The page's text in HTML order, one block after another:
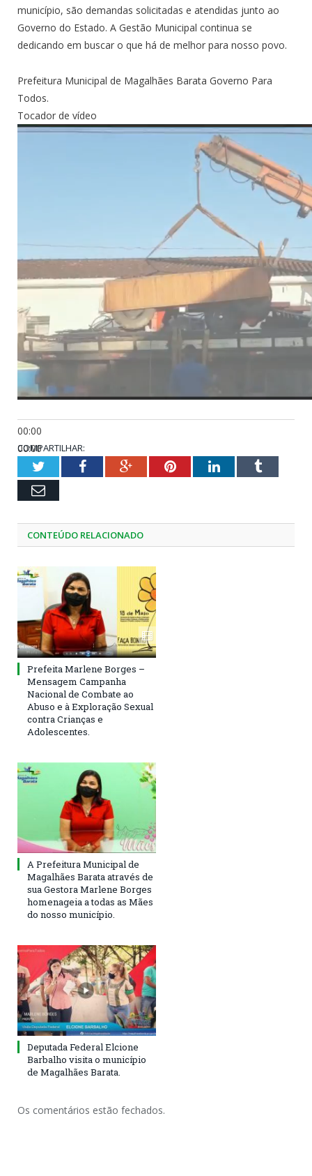
município, são demandas solicitadas e atendidas junto ao
Governo do Estado. A Gestão Municipal continua se
dedicando em buscar o que há de melhor para nosso povo.
Prefeitura Municipal de Magalhães Barata Governo Para
Todos.
Tocador de vídeo
00:00
00:00
01:05
COMPARTILHAR:
TwitterFacebookGoogle+PinterestLinkedInTumblr
Email
CONTEÚDO RELACIONADO
Prefeita Marlene Borges –
Mensagem Campanha
Nacional de Combate ao
Abuso e à Exploração Sexual
contra Crianças e
Adolescentes.
A Prefeitura Municipal de
Magalhães Barata através de
sua Gestora Marlene Borges
homenageia a todas as Mães
do nosso município.
Deputada Federal Elcione
Barbalho visita o município
de Magalhães Barata.
Os comentários estão fechados.